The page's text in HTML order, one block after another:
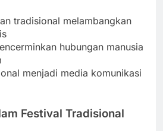
tradisional melambangkan
hubungan manusia
menjadi media komunikasi
Festival Tradisional